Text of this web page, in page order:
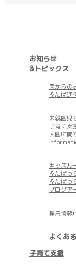
お知らせ
&トピックス
園からの
ふたば通
未就園児
子育て支
入園に関
キッズル
ふたばっ
ふたばっ
ブログア
採用情報
よくあ
子育て支援